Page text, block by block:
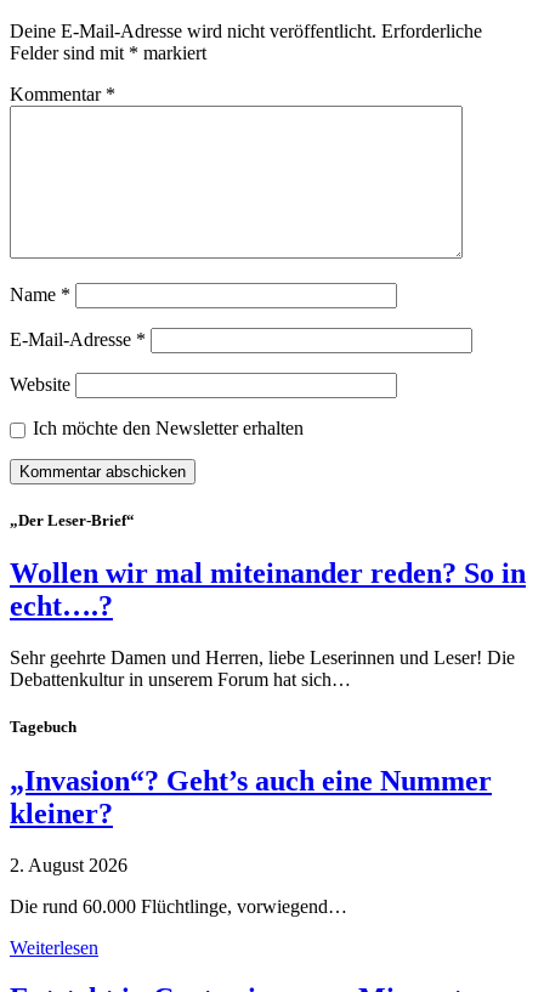
Deine E-Mail-Adresse wird nicht veröffentlicht. Erforderliche
Felder sind mit * markiert
Kommentar *
Name *
E-Mail-Adresse *
Website
Ich möchte den Newsletter erhalten
„Der Leser-Brief“
Wollen wir mal miteinander reden? So in
echt….?
Sehr geehrte Damen und Herren, liebe Leserinnen und Leser! Die
Debattenkultur in unserem Forum hat sich…
Tagebuch
„Invasion“? Geht’s auch eine Nummer
kleiner?
2. August 2026
Die rund 60.000 Flüchtlinge, vorwiegend…
Weiterlesen